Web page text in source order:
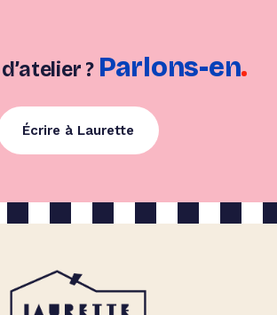
? Parlons-en.
Écrire à Laurette